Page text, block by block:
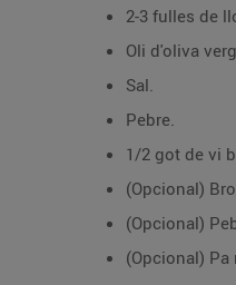
2-3 fulles de
Oli d'oliva
Sal.
Pebre.
1/2 got de vi
(Opcional)
(Opcional)
(Opcional) Pa